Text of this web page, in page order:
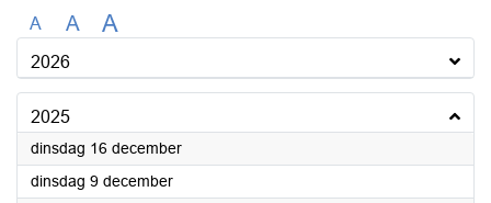
A A A
2026
2025
dinsdag 16 december2025
dinsdag 9 december2025